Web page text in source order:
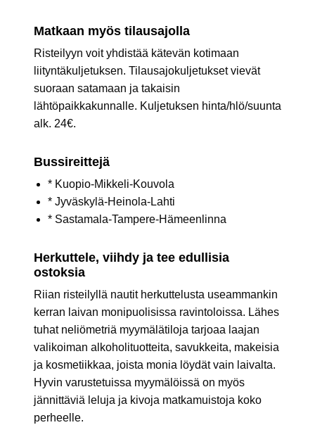
Matkaan myös tilausajolla
Risteilyyn voit yhdistää kätevän kotimaan
liityntäkuljetuksen. Tilausajokuljetukset vievät
suoraan satamaan ja takaisin
lähtöpaikkakunnalle. Kuljetuksen hinta/hlö/suunta
alk. 24€.
Bussireittejä
* Kuopio-Mikkeli-Kouvola
* Jyväskylä-Heinola-Lahti
* Sastamala-Tampere-Hämeenlinna
Herkuttele, viihdy ja tee edullisia
ostoksia
Riian risteilyllä nautit herkuttelusta useammankin
kerran laivan monipuolisissa ravintoloissa. Lähes
tuhat neliömetriä myymälätiloja tarjoaa laajan
valikoiman alkoholituotteita, savukkeita, makeisia
ja kosmetiikkaa, joista monia löydät vain laivalta.
Hyvin varustetuissa myymälöissä on myös
jännittäviä leluja ja kivoja matkamuistoja koko
perheelle.